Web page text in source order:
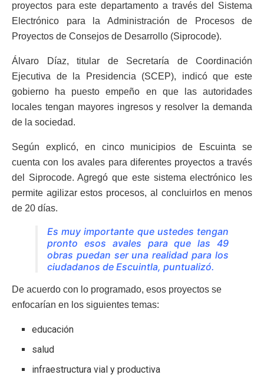
proyectos para este departamento a través del Sistema
Electrónico para la Administración de Procesos de
Proyectos de Consejos de Desarrollo (Siprocode).
Álvaro Díaz, titular de Secretaría de Coordinación
Ejecutiva de la Presidencia (SCEP), indicó que este
gobierno ha puesto empeño en que las autoridades
locales tengan mayores ingresos y resolver la demanda
de la sociedad.
Según explicó, en cinco municipios de Escuinta se
cuenta con los avales para diferentes proyectos a través
del Siprocode. Agregó que este sistema electrónico les
permite agilizar estos procesos, al concluirlos en menos
de 20 días.
Es muy importante que ustedes tengan
pronto esos avales para que las 49
obras puedan ser una realidad para los
ciudadanos de Escuintla, puntualizó.
De acuerdo con lo programado, esos proyectos se
enfocarían en los siguientes temas:
educación
salud
infraestructura vial y productiva